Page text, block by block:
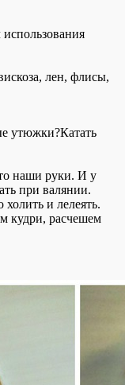
лен, флисы,
утюжки?Катать
наши руки. И у
при валянии.
холить и лелеять.
кудри, расчешем